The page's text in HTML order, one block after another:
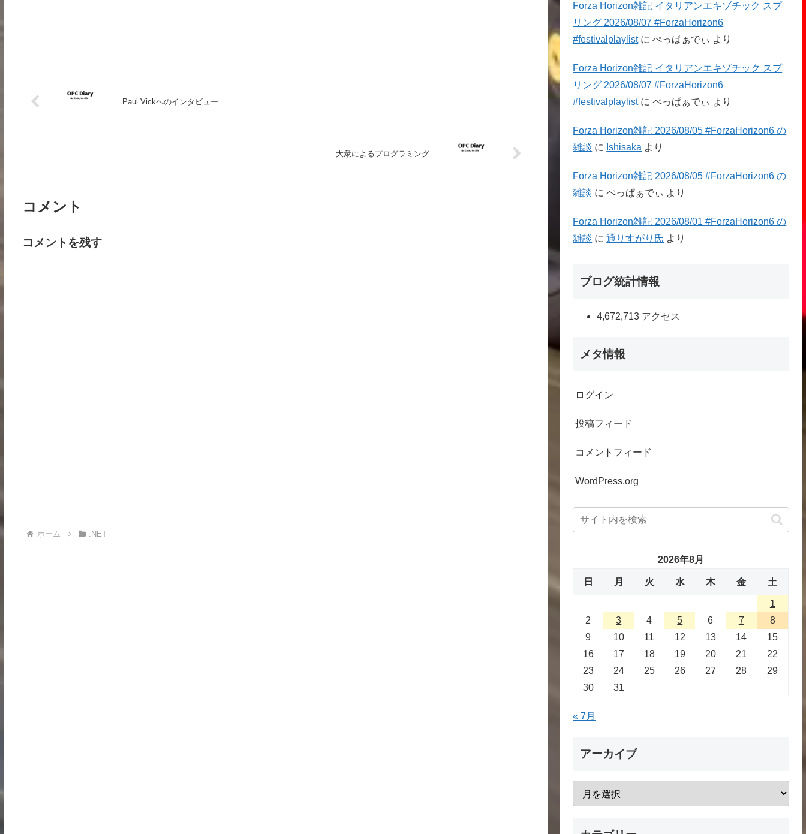
Paul Vickへのインタビュー
大衆によるプログラミング
コメント
コメントを残す
ホーム .NET
Forza Horizon雑記 イタリアンエキゾチック スプ
リング 2026/08/07 #ForzaHorizon6
#festivalplaylistにぺっぱぁでぃ より
Forza Horizon雑記 イタリアンエキゾチック スプ
リング 2026/08/07 #ForzaHorizon6
#festivalplaylistにぺっぱぁでぃ より
Forza Horizon雑記 2026/08/05 #ForzaHorizon6 の
雑談 に Ishisaka より
Forza Horizon雑記 2026/08/05 #ForzaHorizon6 の
雑談 にぺっぱぁでぃ より
Forza Horizon雑記 2026/08/01 #ForzaHorizon6 の
雑談 に通りすがり氏 より
ブログ統計情報
4,672,713 アクセス
メタ情報
ログイン
投稿フィード
コメントフィード
WordPress.org
2026年8月
日 月 火 水 木 金 土
1
2
3 4 5 6 7
8
9
10 11 12 13 14
15
16
17 18 19 20 21
22
23
24 25 26 27 28
29
30
31
« 7月
アーカイブ